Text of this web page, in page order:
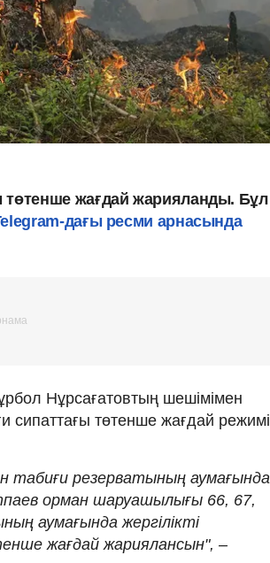
жағдай жарияланды. Бұл
дағы ресми арнасында
Нұрсағатовтың шешімімен
сипаттағы төтенше жағдай режимі
табиғи резерватының аумағында
орман шаруашылығы 66, 67,
аумағында жергілікті
жағдай жариялансын", –